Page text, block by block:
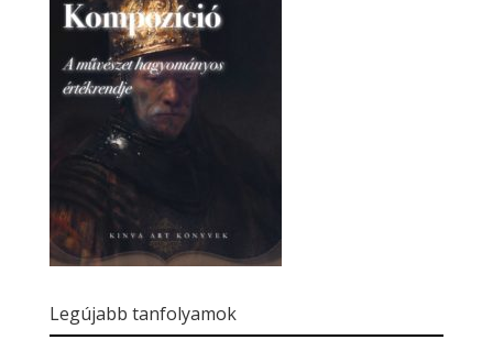
Legújabb tanfolyamok